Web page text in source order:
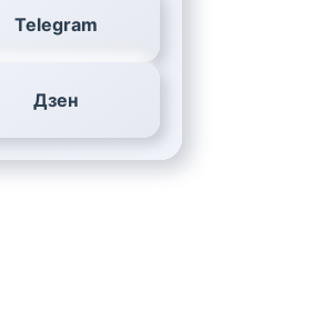
Telegram
Дзен